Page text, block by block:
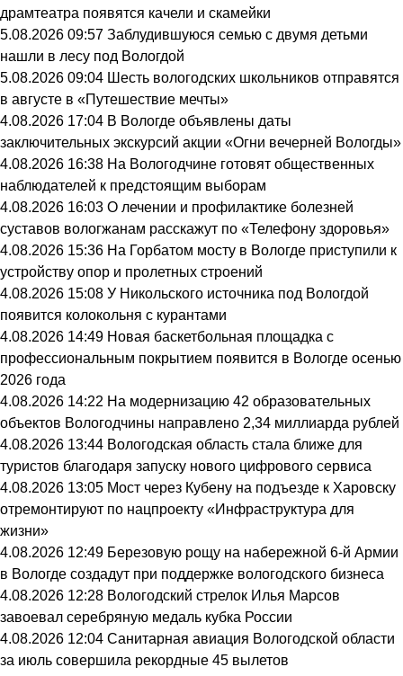
драмтеатра появятся качели и скамейки
5.08.2026 09:57 Заблудившуюся семью с двумя детьми
нашли в лесу под Вологдой
5.08.2026 09:04 Шесть вологодских школьников отправятся
в августе в «Путешествие мечты»
4.08.2026 17:04 В Вологде объявлены даты
заключительных экскурсий акции «Огни вечерней Вологды»
4.08.2026 16:38 На Вологодчине готовят общественных
наблюдателей к предстоящим выборам
4.08.2026 16:03 О лечении и профилактике болезней
суставов вологжанам расскажут по «Телефону здоровья»
4.08.2026 15:36 На Горбатом мосту в Вологде приступили к
устройству опор и пролетных строений
4.08.2026 15:08 У Никольского источника под Вологдой
появится колокольня с курантами
4.08.2026 14:49 Новая баскетбольная площадка с
профессиональным покрытием появится в Вологде осенью
2026 года
4.08.2026 14:22 На модернизацию 42 образовательных
объектов Вологодчины направлено 2,34 миллиарда рублей
4.08.2026 13:44 Вологодская область стала ближе для
туристов благодаря запуску нового цифрового сервиса
4.08.2026 13:05 Мост через Кубену на подъезде к Харовску
отремонтируют по нацпроекту «Инфраструктура для
жизни»
4.08.2026 12:49 Березовую рощу на набережной 6-й Армии
в Вологде создадут при поддержке вологодского бизнеса
4.08.2026 12:28 Вологодский стрелок Илья Марсов
завоевал серебряную медаль кубка России
4.08.2026 12:04 Санитарная авиация Вологодской области
за июль совершила рекордные 45 вылетов